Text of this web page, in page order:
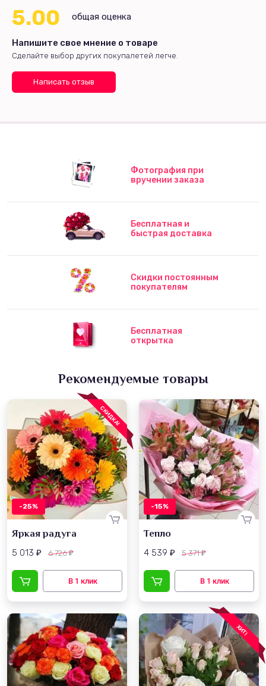
Напишите свое мнение о товаре
Сделайте выбор других покупалетей легче.
Написать отзыв
5.00 общая оценка
Фотография при
вручении заказа
Бесплатная и
быстрая доставка
Скидки постоянным
покупателям
Бесплатная
открытка
Рекомендуемые товары
СКИДКА!
-25%
Яркая радуга
5 013 ₽ 6 726₽
-15%
Тепло
4 539 ₽ 5 371₽
ХИТ!